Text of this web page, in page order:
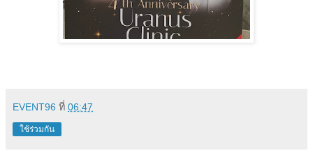
EVENT96 ที่ 06:47
ใช้ร่วมกัน